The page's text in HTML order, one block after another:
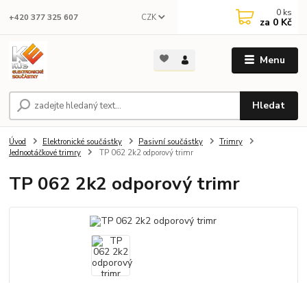
Menu
CZK
Hledat
+420 377 325 607 0 ks
za 0 Kč
Úvod Elektronické součástky Pasivní součástky
Trimry
Jednootáčkové trimry
TP 062 2k2 odporový trimr
TP 062 2k2 odporový trimr